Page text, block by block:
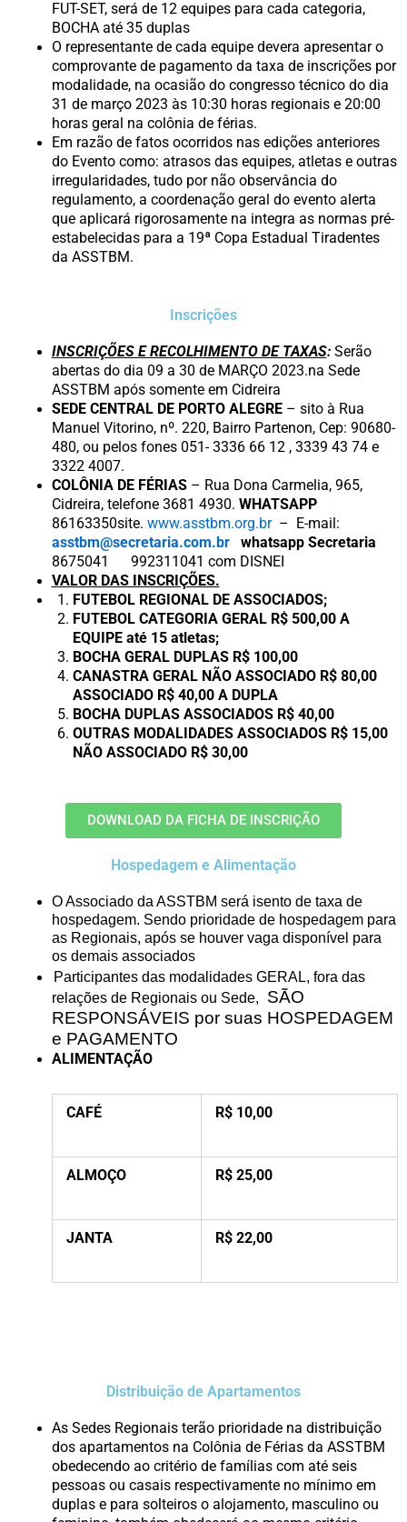
FUT-SET, será de 12 equipes para cada categoria,
BOCHA até 35 duplas
O representante de cada equipe devera apresentar o
comprovante de pagamento da taxa de inscrições por
modalidade, na ocasião do congresso técnico do dia
31 de março 2023 às 10:30 horas regionais e 20:00
horas geral na colônia de férias.
Em razão de fatos ocorridos nas edições anteriores
do Evento como: atrasos das equipes, atletas e outras
irregularidades, tudo por não observância do
regulamento, a coordenação geral do evento alerta
que aplicará rigorosamente na integra as normas pré-
estabelecidas para a 19ª Copa Estadual Tiradentes
da ASSTBM.
Inscrições
INSCRIÇÕES E RECOLHIMENTO DE TAXAS: Serão
abertas do dia 09 a 30 de MARÇO 2023.na Sede
ASSTBM após somente em Cidreira
SEDE CENTRAL DE PORTO ALEGRE – sito à Rua
Manuel Vitorino, nº. 220, Bairro Partenon, Cep: 90680-
480, ou pelos fones 051- 3336 66 12 , 3339 43 74 e
3322 4007.
COLÔNIA DE FÉRIAS– Rua Dona Carmelia, 965,
Cidreira, telefone 3681 4930. WHATSAPP
86163350site. www.asstbm.org.br– E-mail:
asstbm@secretaria.com.br
whatsapp Secretaria
8675041 992311041 com DISNEI
VALOR DAS INSCRIÇÕES.
FUTEBOL REGIONAL DE ASSOCIADOS;
FUTEBOL CATEGORIA GERAL R$ 500,00 A
EQUIPE até 15 atletas;
BOCHA GERAL DUPLAS R$ 100,00
CANASTRA GERAL NÃO ASSOCIADO R$ 80,00
ASSOCIADO R$ 40,00 A DUPLA
BOCHA DUPLAS ASSOCIADOS R$ 40,00
OUTRAS MODALIDADES ASSOCIADOS R$ 15,00
NÃO ASSOCIADO R$ 30,00
DOWNLOAD DA FICHA DE INSCRIÇÃO
Hospedagem e Alimentação
O Associado da ASSTBM será isento de taxa de
hospedagem. Sendo prioridade de hospedagem para
as Regionais, após se houver vaga disponível para
os demais associados
Participantes das modalidades GERAL, fora das
relações de Regionais ou Sede,
SÃO
RESPONSÁVEIS por suas HOSPEDAGEM
e PAGAMENTO
ALIMENTAÇÃO
CAFÉ R$ 10,00
ALMOÇO R$ 25,00
JANTA R$ 22,00
Distribuição de Apartamentos
As Sedes Regionais terão prioridade na distribuição
dos apartamentos na Colônia de Férias da ASSTBM
obedecendo ao critério de famílias com até seis
pessoas ou casais respectivamente no mínimo em
duplas e para solteiros o alojamento, masculino ou